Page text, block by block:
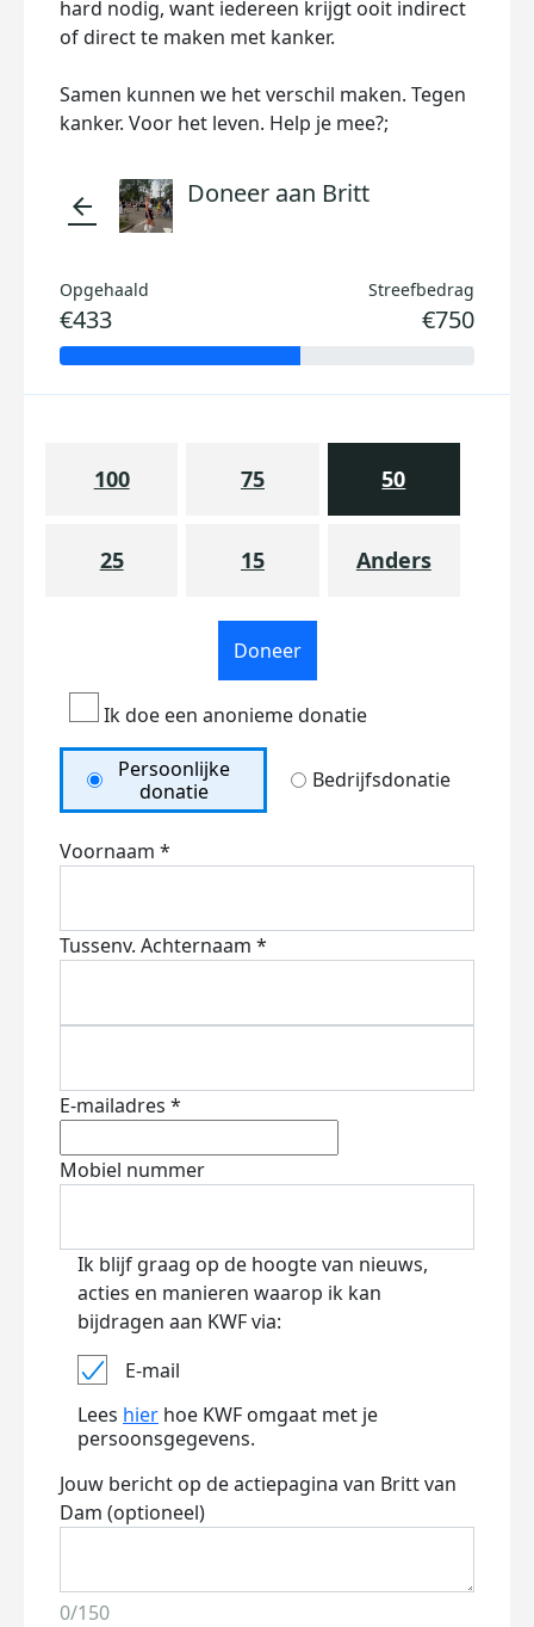
hard nodig, want iedereen krijgt ooit indirect
of direct te maken met kanker.
Samen kunnen we het verschil maken. Tegen
kanker. Voor het leven. Help je mee?;
arrow_back Doneer aan Britt
Opgehaald
€433
Streefbedrag
€750
100 75 50
25 15 Anders
Doneer
Ik doe een anonieme donatie
Persoonlijke
donatie
Bedrijfsdonatie
Voornaam *
Tussenv. Achternaam *
E-mailadres *
Mobiel nummer
Ik blijf graag op de hoogte van nieuws,
acties en manieren waarop ik kan
bijdragen aan KWF via:
E-mail
Lees hier hoe KWF omgaat met je
persoonsgegevens.
Jouw bericht op de actiepagina van Britt van
Dam (optioneel)
0/150